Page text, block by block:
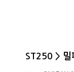
ST250 > 밀